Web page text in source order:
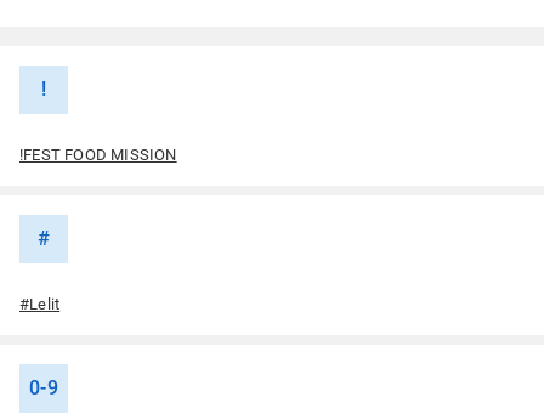
!
!FEST FOOD MISSION
#
#Lelit
0-9